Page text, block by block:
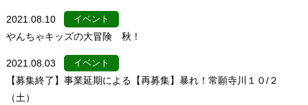
2021.08.10 イベント
やんちゃキッズの大冒険 秋！
2021.08.03 イベント
【募集終了】事業延期による【再募集】暴れ！常願寺川１０/２
（土）